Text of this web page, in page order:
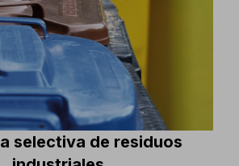
industriales liberados al
selectiva de residuos